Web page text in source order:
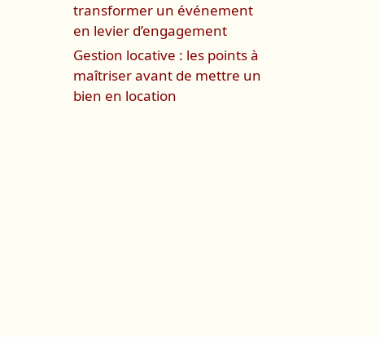
transformer un événement
en levier d’engagement
Gestion locative : les points à
maîtriser avant de mettre un
bien en location